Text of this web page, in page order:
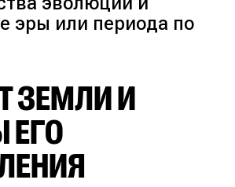
эры или периода по
ЗЕМЛИ И
ЕГО